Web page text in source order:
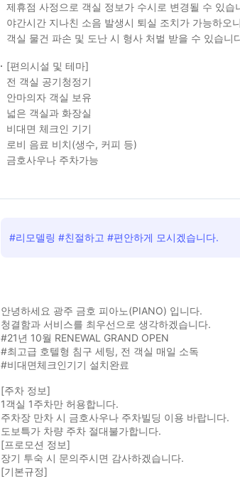
제휴점 사정으로 객실 정보가 수시로 변경될 수 있
야간시간 지나친 소음 발생시 퇴실 조치가 가능하오
객실 물건 파손 및 도난 시 형사 처벌 받을 수 있습니
[편의시설 및 테마]
전 객실 공기청정기
안마의자 객실 보유
넓은 객실과 화장실
비대면 체크인 기기
로비 음료 비치(생수, 커피 등)
금호사우나 주차가능
#리모델링 #친절하고 #편안하게 모시겠습니다.
안녕하세요 광주 금호 피아노(PIANO) 입니다.
청결함과 서비스를 최우선으로 생각하겠습니다.
#21년 10월 RENEWAL GRAND OPEN
#최고급 호텔형 침구 세팅, 전 객실 매일 소독
#비대면체크인기기 설치완료
[주차 정보]
1객실 1주차만 허용합니다.
주차장 만차 시 금호사우나 주차빌딩 이용 바랍니다.
도보특가 차량 주차 절대불가합니다.
[프로모션 정보]
장기 투숙 시 문의주시면 감사하겠습니다.
[기본규정]